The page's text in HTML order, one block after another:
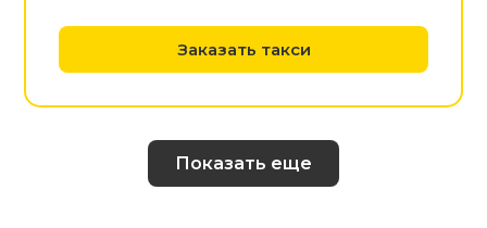
Заказать такси
Показать еще